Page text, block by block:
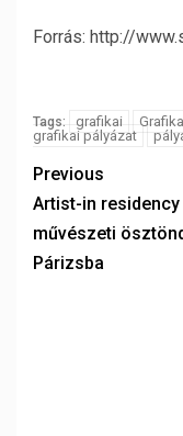
Forrás: http://
Tags: grafikai
grafikai pályázat
Previous
Artist-in residency
művészeti
Párizsba